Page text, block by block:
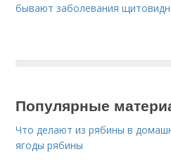
бывают заболевания
Популярные
Что делают из рябины в
ягоды рябины